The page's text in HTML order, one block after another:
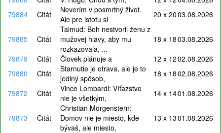
79884
Citát
Neverím v posmrtný život.
Ale pre istotu si
20 x 2003.08.2026
79885 Citát
Talmud: Boh nestvoril ženu z
mužovej hlavy, aby mu
rozkazovala, ...
18 x 1803.08.2026
79879
Citát Človek plánuje a 12 x 1202.08.2026
79880
Citát
Starnutie je otrava, ale je to
jediný spôsob,
18 x 1802.08.2026
79872
Citát
Vince Lombardi: Víťazstvo
nie je všetkým,
14 x 1401.08.2026
79873 Citát
Christian Morgenstern:
Domov nie je miesto, kde
bývaš, ale miesto,
13 x 1301.08.2026